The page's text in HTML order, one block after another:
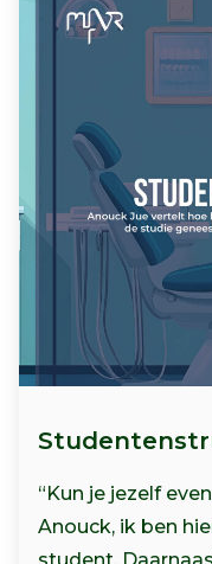
“Kun je jezelf
Anouck, ik ben
student.